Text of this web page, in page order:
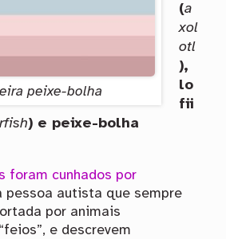
peixe-bolha
(a
xol
otl
),
lo
fii
) e peixe-bolha
foram cunhados por
pessoa autista que sempre
por animais
e descrevem